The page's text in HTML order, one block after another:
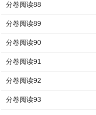
分卷阅读88
分卷阅读89
分卷阅读90
分卷阅读91
分卷阅读92
分卷阅读93